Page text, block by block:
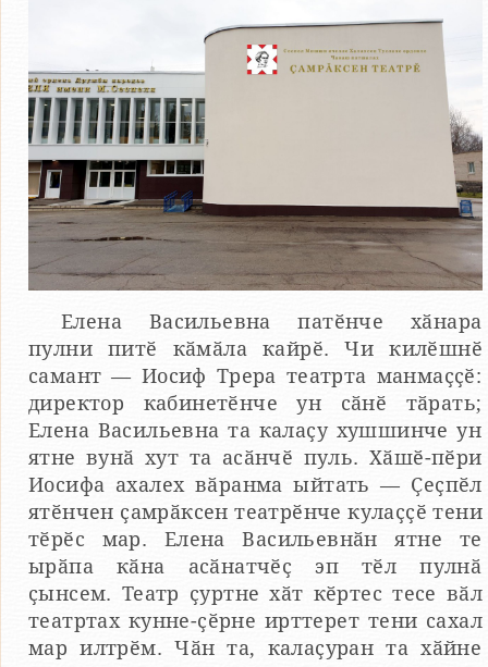
Елена Васильевна патӗнче хӑнара
пулни питӗ кӑмӑла кайрӗ. Чи килӗшнӗ
самант — Иосиф Трера театрта манмаҫҫӗ:
директор кабинетӗнче ун сӑнӗ тӑрать;
Елена Васильевна та калаҫу хушшинче ун
ятне вунӑ хут та асӑнчӗ пуль. Хӑшӗ-пӗри
Иосифа ахалех вӑранма ыйтать — Ҫеҫпӗл
ятӗнчен ҫамрӑксен театрӗнче кулаҫҫӗ тени
тӗрӗс мар. Елена Васильевнӑн ятне те
ырӑпа кӑна асӑнатчӗҫ эп тӗл пулнӑ
ҫынсем. Театр ҫуртне хӑт кӗртес тесе вӑл
театртах кунне-ҫӗрне ирттерет тени сахал
мар илтрӗм. Чӑн та, калаҫуран та хӑйне